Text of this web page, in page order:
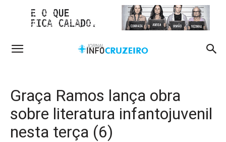
Graça Ramos lança obra
sobre literatura infantojuvenil
nesta terça (6)